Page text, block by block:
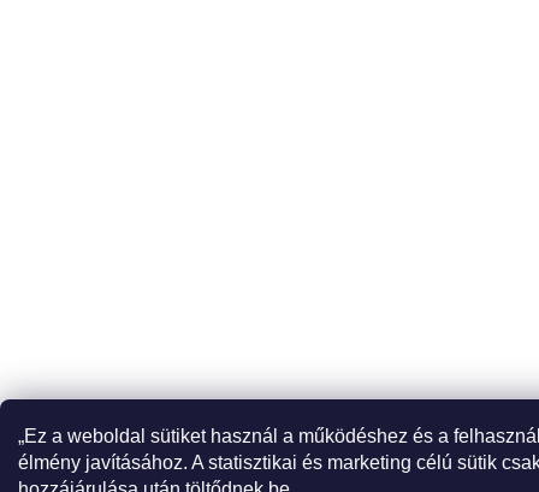
„Ez a weboldal sütiket használ a működéshez és a
élmény javításához. A statisztikai és marketing célú sütik